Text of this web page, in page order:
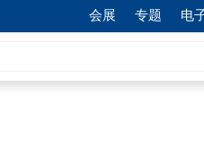
会展 专题 电